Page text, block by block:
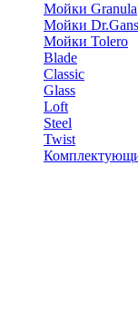
Мойки Granula
Мойки Dr.Gans
Мойки Tolero
Blade
Classic
Glass
Loft
Steel
Twist